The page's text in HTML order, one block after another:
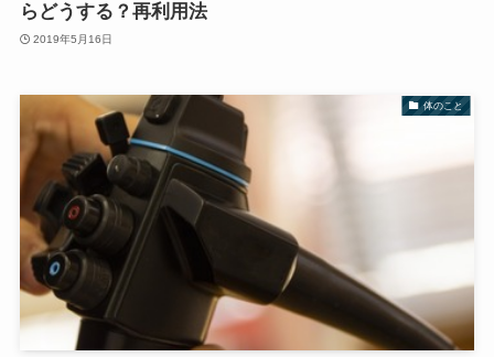
らどうする？再利用法
2019年5月16日
体のこと